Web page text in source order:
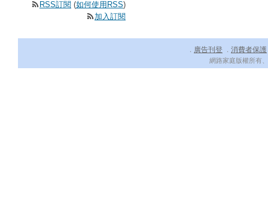
RSS訂閱 (如何使用RSS)
加入訂閱
． 廣告刊登 ． 消費者保護
網路家庭版權所有